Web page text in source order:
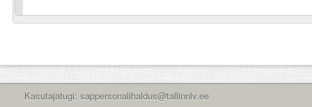
Kasutajatugi: sappersonalihaldus@tallinnlv.ee